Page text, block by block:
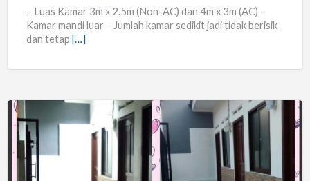
RCTI,
METRO
RS.
– Luas Kamar 3m x 2.5m (Non-AC) dan 4m x 3m (AC) –
Kamar mandi luar – Jumlah kamar sedikit jadi tidak berisik
dan tetap […]
Kos
nyaman,